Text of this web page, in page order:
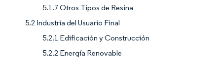
5.1.7 Otros Tipos de Resina
5.2 Industria del Usuario Final
5.2.1 Edificación y Construcción
5.2.2 Energía Renovable